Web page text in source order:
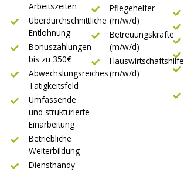
Arbeitszeiten
Überdurchschnittliche
Entlohnung
Bonuszahlungen
bis zu 350€
Abwechslungsreiches
Tätigkeitsfeld
Umfassende
und strukturierte
Einarbeitung
Betriebliche
Weiterbildung
Diensthandy
Pflegehelfer
(m/w/d)
Betreuungskräfte
(m/w/d)
Hauswirtschaftshilfe
(m/w/d)